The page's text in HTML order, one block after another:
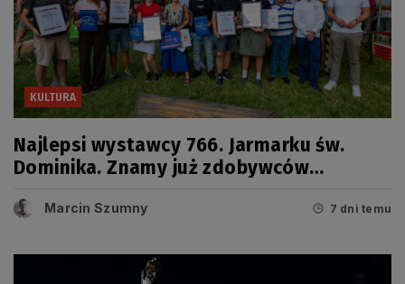
KULTURA
Najlepsi wystawcy 766. Jarmarku św.
Dominika. Znamy już zdobywców
Marcin Szumny 7 dni temu